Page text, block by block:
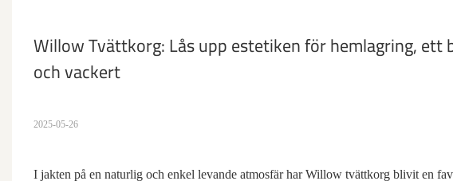
Willow Tvättkorg: Lås upp estetiken för hemlagring,
och vackert
2025-05-26
I jakten på en naturlig och enkel levande atmosfär har Willow tvättkorg blivit en